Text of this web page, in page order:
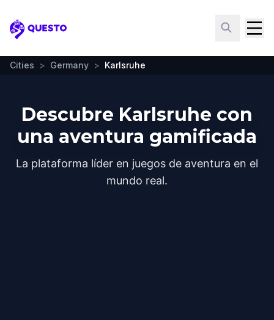
Questo
Cities > Germany > Karlsruhe
Descubre Karlsruhe con
una aventura gamificada
La plataforma líder en juegos de aventura en el
mundo real.